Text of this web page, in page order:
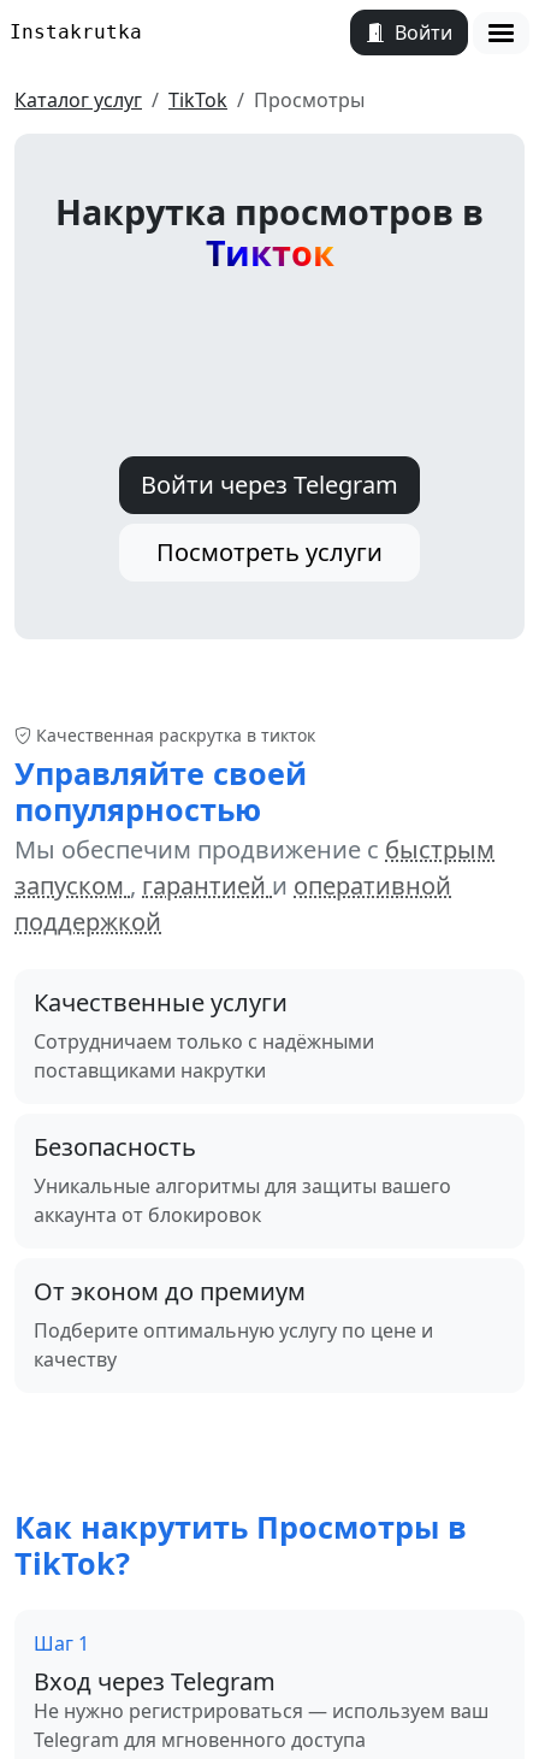
Instakrutka
Войти
Каталог услуг
TikTok Просмотры
Накрутка просмотров в
Тикток
Войти через Telegram
Посмотреть услуги
Качественная раскрутка в тикток
Управляйте своей
популярностью
Мы обеспечим продвижение с быстрым
запуском , гарантией и оперативной
поддержкой
Качественные услуги
Сотрудничаем только с надёжными
поставщиками накрутки
Безопасность
Уникальные алгоритмы для защиты вашего
аккаунта от блокировок
От эконом до премиум
Подберите оптимальную услугу по цене и
качеству
Как накрутить Просмотры в
TikTok?
Шаг 1
Вход через Telegram
Не нужно регистрироваться — используем ваш
Telegram для мгновенного доступа